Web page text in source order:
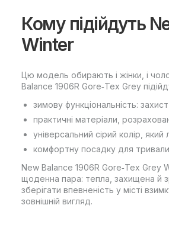
Кому підійдуть
Winter
Цю модель обирають і жінки, і
Balance 1906R Gore‑Tex Grey
зимову функціональність:
практичні матеріали,
універсальний сірий колір,
комфортну посадку для
New Balance 1906R Gore‑Tex Grey
щоденна пара: тепла, захищена й
зберігати впевненість у місті
зовнішній вигляд.